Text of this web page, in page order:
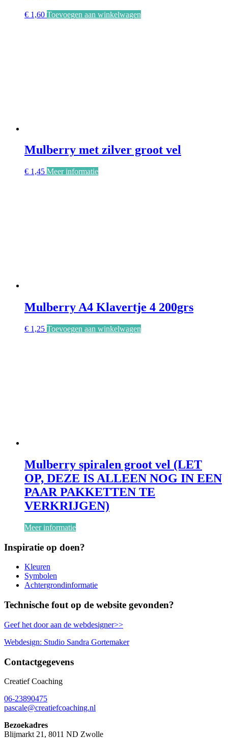
€ 1,60 Toevoegen aan winkelwagen
Mulberry met zilver groot vel
€ 1,45 Meer informatie
Mulberry A4 Klavertje 4 200grs
€ 1,25 Toevoegen aan winkelwagen
Mulberry spiralen groot vel (LET
OP, DEZE IS ALLEEN NOG IN EEN
PAAR PAKKETTEN TE
VERKRIJGEN)
Meer informatie
Inspiratie op doen?
Kleuren
Symbolen
Achtergrondinformatie
Technische fout op de website gevonden?
Geef het door aan de webdesigner>>
Webdesign: Studio Sandra Gortemaker
Contactgegevens
Creatief Coaching
06-23890475
pascale@creatiefcoaching.nl
Bezoekadres
Blijmarkt 21, 8011 ND Zwolle